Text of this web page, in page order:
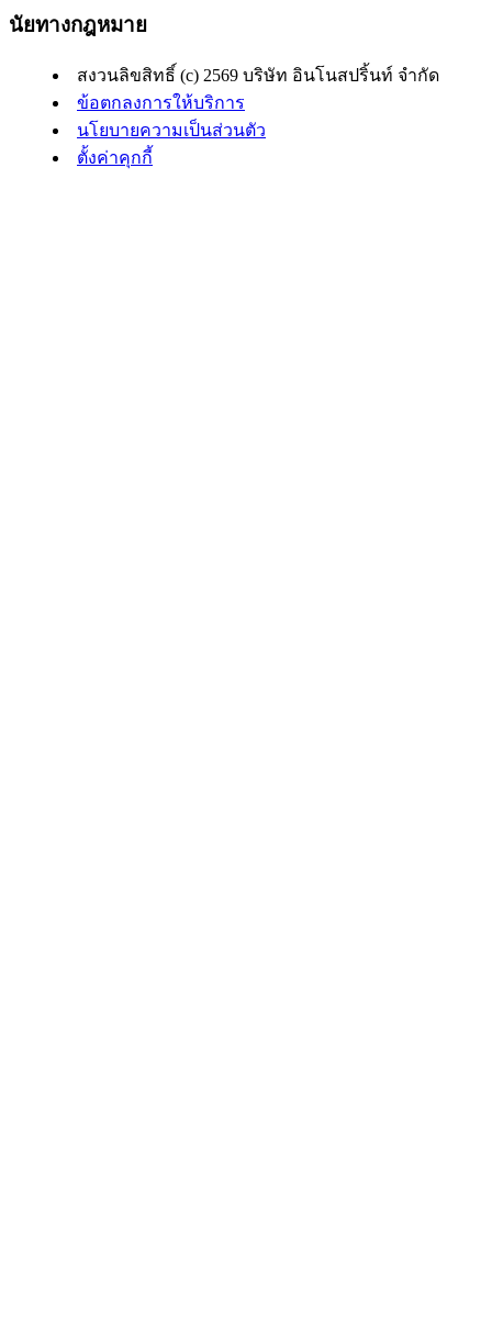
นัยทางกฎหมาย
สงวนลิขสิทธิ์ (c) 2569 บริษัท อินโนสปริ้นท์ จำกัด
ข้อตกลงการให้บริการ
นโยบายความเป็นส่วนตัว
ตั้งค่าคุกกี้